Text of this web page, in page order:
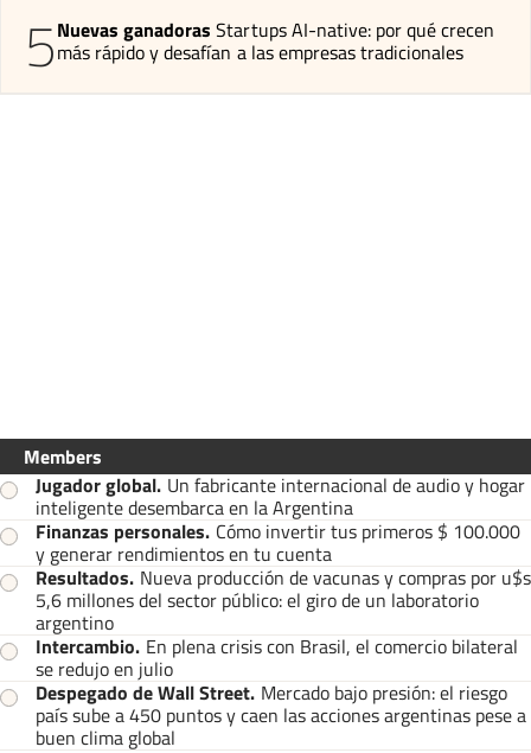
5Nuevas ganadoras Startups AI-native: por qué crecen
más rápido y desafían a las empresas tradicionales
Members
Jugador global. Un fabricante internacional de audio y hogar
inteligente desembarca en la Argentina
Finanzas personales. Cómo invertir tus primeros $ 100.000
y generar rendimientos en tu cuenta
Resultados. Nueva producción de vacunas y compras por u$s
5,6 millones del sector público: el giro de un laboratorio
argentino
Intercambio. En plena crisis con Brasil, el comercio bilateral
se redujo en julio
Despegado de Wall Street. Mercado bajo presión: el riesgo
país sube a 450 puntos y caen las acciones argentinas pese a
buen clima global